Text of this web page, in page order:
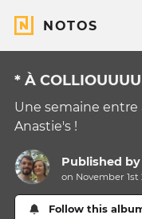
NOTOS
* À
Une semaine entre
Anastie's !
Published by
on November 1st
Follow this